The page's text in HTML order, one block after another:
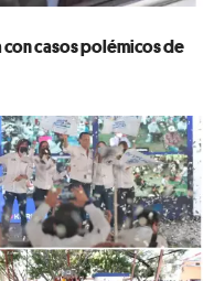
con casos polémicos de